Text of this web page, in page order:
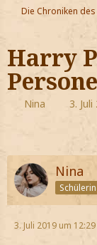
Der
Jetzt
Die Chroniken
Harry
Nina 3.
Nina
Schülerin
3. Juli 2019 um 12:29